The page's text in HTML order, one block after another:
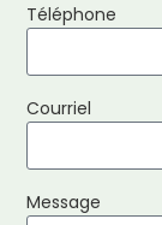
Téléphone
Courriel
Message